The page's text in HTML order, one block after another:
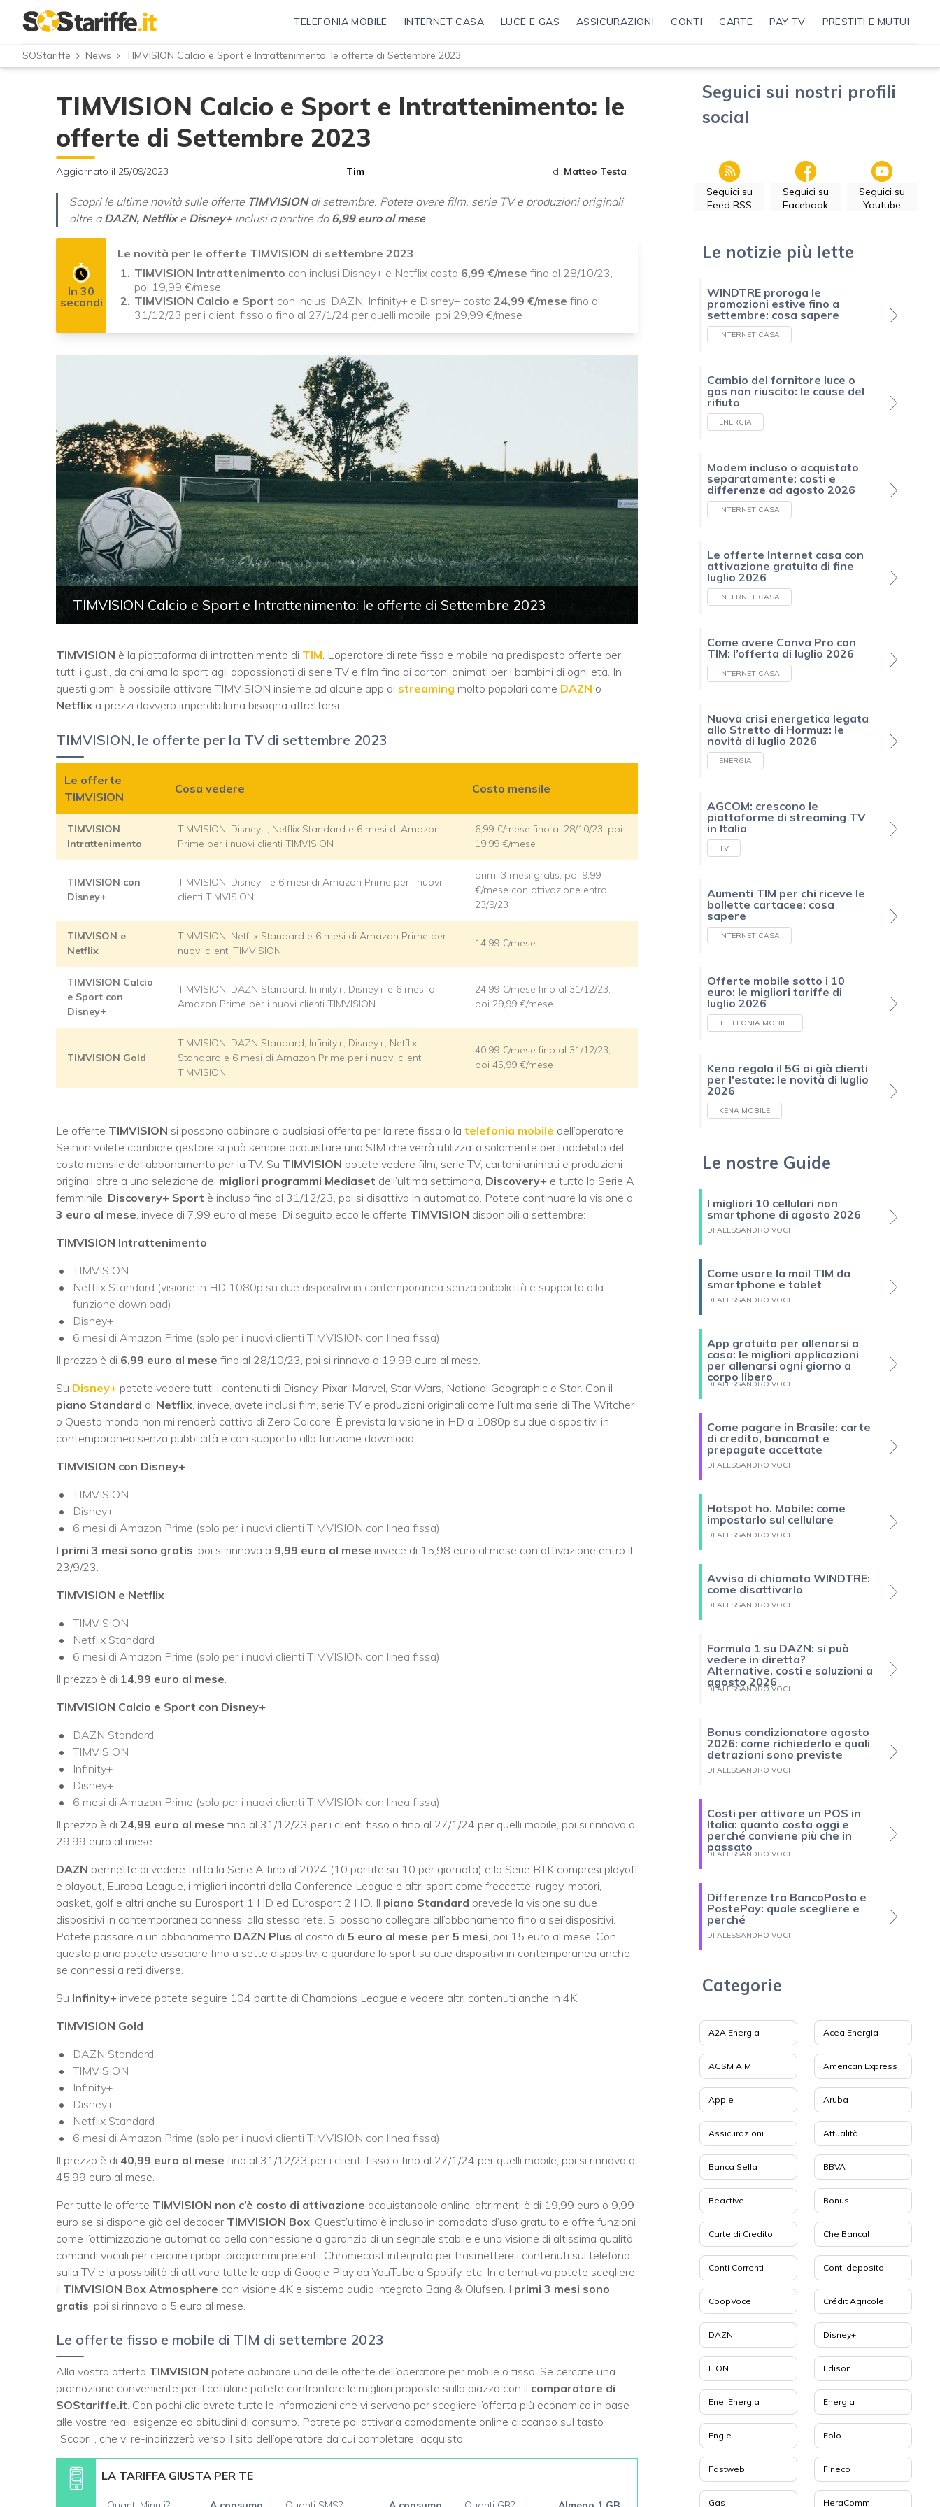
TELEFONIA MOBILE INTERNET CASA LUCE E GAS ASSICURAZIONI CONTI CARTE PAY TV PRESTITI E MUTUI
SOStariffe News TIMVISION Calcio e Sport e Intrattenimento: le offerte di Settembre 2023
TIMVISION Calcio e Sport e Intrattenimento: le
offerte di Settembre 2023
Aggiornato il 25/09/2023 Tim di Matteo Testa
Scopri le ultime novità sulle offerte TIMVISIONdi settembre. Potete avere film, serie TV e produzioni originali
oltre a DAZN, Netflixe Disney+ inclusi a partire da 6,99 euro al mese
In 30
secondi
Le novità per le offerte TIMVISION di settembre 2023
TIMVISION Intrattenimento con inclusi Disney+ e Netflix costa 6,99 €/mese fino al 28/10/23,
poi 19,99 €/mese
TIMVISION Calcio e Sport con inclusi DAZN, Infinity+ e Disney+ costa 24,99 €/mese fino al
31/12/23 per i clienti fisso o fino al 27/1/24 per quelli mobile, poi 29,99 €/mese
TIMVISION Calcio e Sport e Intrattenimento: le offerte di Settembre 2023
TIMVISION è la piattaforma di intrattenimento di TIM. L’operatore di rete fissa e mobile ha predisposto offerte per
tutti i gusti, da chi ama lo sport agli appassionati di serie TV e film fino ai cartoni animati per i bambini di ogni età. In
questi giorni è possibile attivare TIMVISION insieme ad alcune app di streaming molto popolari come DAZN o
Netflix a prezzi davvero imperdibili ma bisogna affrettarsi.
TIMVISION, le offerte per la TV di settembre 2023
Le offerte
TIMVISION
Cosa vedere Costo mensile
TIMVISION
Intrattenimento
TIMVISION, Disney+, Netflix Standard e 6 mesi di Amazon
Prime per i nuovi clienti TIMVISION
6,99 €/mese fino al 28/10/23, poi
19,99 €/mese
TIMVISION con
Disney+
TIMVISION, Disney+ e 6 mesi di Amazon Prime per i nuovi
clienti TIMVISION
primi 3 mesi gratis, poi 9,99
€/mese con attivazione entro il
23/9/23
TIMVISON e
Netflix
TIMVISION, Netflix Standard e 6 mesi di Amazon Prime per i
nuovi clienti TIMVISION
14,99 €/mese
TIMVISION Calcio
e Sport con
Disney+
TIMVISION, DAZN Standard, Infinity+, Disney+ e 6 mesi di
Amazon Prime per i nuovi clienti TIMVISION
24,99 €/mese fino al 31/12/23,
poi 29,99 €/mese
TIMVISION Gold
TIMVISION, DAZN Standard, Infinity+, Disney+, Netflix
Standard e 6 mesi di Amazon Prime per i nuovi clienti
TIMVISION
40,99 €/mese fino al 31/12/23,
poi 45,99 €/mese
Le offerte TIMVISION si possono abbinare a qualsiasi offerta per la rete fissa o la telefonia mobile dell’operatore.
Se non volete cambiare gestore si può sempre acquistare una SIM che verrà utilizzata solamente per l’addebito del
costo mensile dell’abbonamento per la TV. Su TIMVISION potete vedere film, serie TV, cartoni animati e produzioni
originali oltre a una selezione dei migliori programmi Mediaset dell’ultima settimana, Discovery+ e tutta la Serie A
femminile. Discovery+ Sport è incluso fino al 31/12/23, poi si disattiva in automatico. Potete continuare la visione a
3 euro al mese , invece di 7,99 euro al mese. Di seguito ecco le offerte TIMVISION disponibili a settembre:
TIMVISION Intrattenimento
TIMVISION
Netflix Standard (visione in HD 1080p su due dispositivi in contemporanea senza pubblicità e supporto alla
funzione download)
Disney+
6 mesi di Amazon Prime (solo per i nuovi clienti TIMVISION con linea fissa)
Il prezzo è di 6,99 euro al mese fino al 28/10/23, poi si rinnova a 19,99 euro al mese.
Su Disney+ potete vedere tutti i contenuti di Disney, Pixar, Marvel, Star Wars, National Geographic e Star. Con il
piano Standard di Netflix , invece, avete inclusi film, serie TV e produzioni originali come l’ultima serie di The Witcher
o Questo mondo non mi renderà cattivo di Zero Calcare. È prevista la visione in HD a 1080p su due dispositivi in
contemporanea senza pubblicità e con supporto alla funzione download.
TIMVISION con Disney+
TIMVISION
Disney+
6 mesi di Amazon Prime (solo per i nuovi clienti TIMVISION con linea fissa)
I primi 3 mesi sono gratis , poi si rinnova a 9,99 euro al mese invece di 15,98 euro al mese con attivazione entro il
23/9/23.
TIMVISION e Netflix
TIMVISION
Netflix Standard
6 mesi di Amazon Prime (solo per i nuovi clienti TIMVISION con linea fissa)
Il prezzo è di 14,99 euro al mese
TIMVISION Calcio e Sport con Disney+
DAZN Standard
TIMVISION
Infinity+
Disney+
6 mesi di Amazon Prime (solo per i nuovi clienti TIMVISION con linea fissa)
Il prezzo è di 24,99 euro al mese fino al 31/12/23 per i clienti fisso o fino al 27/1/24 per quelli mobile, poi si rinnova a
29,99 euro al mese.
DAZN permette di vedere tutta la Serie A fino al 2024 (10 partite su 10 per giornata) e la Serie BTK compresi playoff
e playout, Europa League, i migliori incontri della Conference League e altri sport come freccette, rugby, motori,
basket, golf e altri anche su Eurosport 1 HD ed Eurosport 2 HD. Il piano Standard prevede la visione su due
dispositivi in contemporanea connessi alla stessa rete. Si possono collegare all’abbonamento fino a sei dispositivi.
Potete passare a un abbonamento DAZN Plus al costo di 5 euro al mese per 5 mesi , poi 15 euro al mese. Con
questo piano potete associare fino a sette dispositivi e guardare lo sport su due dispositivi in contemporanea anche
se connessi a reti diverse.
Su Infinity+ invece potete seguire 104 partite di Champions League e vedere altri contenuti anche in 4K.
TIMVISION Gold
DAZN Standard
TIMVISION
Infinity+
Disney+
Netflix Standard
6 mesi di Amazon Prime (solo per i nuovi clienti TIMVISION con linea fissa)
Il prezzo è di 40,99 euro al mese fino al 31/12/23 per i clienti fisso o fino al 27/1/24 per quelli mobile, poi si rinnova a
45,99 euro al mese.
Per tutte le offerte TIMVISION non c’è costo di attivazione acquistandole online, altrimenti è di 19,99 euro o 9,99
euro se si dispone già del decoder TIMVISION Box . Quest’ultimo è incluso in comodato d’uso gratuito e offre funzioni
come l’ottimizzazione automatica della connessione a garanzia di un segnale stabile e una visione di altissima qualità,
comandi vocali per cercare i propri programmi preferiti, Chromecast integrata per trasmettere i contenuti sul telefono
sulla TV e la possibilità di attivare tutte le app di Google Play da YouTube a Spotify, etc. In alternativa potete scegliere
il TIMVISION Box Atmosphere con visione 4K e sistema audio integrato Bang & Olufsen. I primi 3 mesi sono
gratis , poi si rinnova a 5 euro al mese.
Le offerte fisso e mobile di TIM di settembre 2023
Alla vostra offerta TIMVISION potete abbinare una delle offerte dell’operatore per mobile o fisso. Se cercate una
promozione conveniente per il cellulare potete confrontare le migliori proposte sulla piazza con il comparatore di
SOStariffe.it . Con pochi clic avrete tutte le informazioni che vi servono per scegliere l’offerta più economica in base
alle vostre reali esigenze ed abitudini di consumo. Potrete poi attivarla comodamente online cliccando sul tasto
“Scopri”, che vi re-indirizzerà verso il sito dell’operatore da cui completare l’acquisto.
LA TARIFFA GIUSTA PER TE
Seguici sui nostri profili
social
Seguici su
Feed RSS
Seguici su
Facebook
Seguici su
Youtube
Le notizie più lette
WINDTRE proroga le
promozioni estive fino a
settembre: cosa sapere
INTERNET CASA
Cambio del fornitore luce o
gas non riuscito: le cause del
rifiuto
ENERGIA
Modem incluso o acquistato
separatamente: costi e
differenze ad agosto 2026
INTERNET CASA
Le offerte Internet casa con
attivazione gratuita di fine
luglio 2026
INTERNET CASA
Come avere Canva Pro con
TIM: l’offerta di luglio 2026
INTERNET CASA
Nuova crisi energetica legata
allo Stretto di Hormuz: le
novità di luglio 2026
ENERGIA
AGCOM: crescono le
piattaforme di streaming TV
in Italia
TV
Aumenti TIM per chi riceve le
bollette cartacee: cosa
sapere
INTERNET CASA
Offerte mobile sotto i 10
euro: le migliori tariffe di
luglio 2026
TELEFONIA MOBILE
Kena regala il 5G ai già clienti
per l'estate: le novità di luglio
2026
KENA MOBILE
Le nostre Guide
I migliori 10 cellulari non
smartphone di agosto 2026
DI ALESSANDRO VOCI
Come usare la mail TIM da
smartphone e tablet
DI ALESSANDRO VOCI
App gratuita per allenarsi a
casa: le migliori applicazioni
per allenarsi ogni giorno a
corpo libero
DI ALESSANDRO VOCI
Come pagare in Brasile: carte
di credito, bancomat e
prepagate accettate
DI ALESSANDRO VOCI
Hotspot ho. Mobile: come
impostarlo sul cellulare
DI ALESSANDRO VOCI
Avviso di chiamata WINDTRE:
come disattivarlo
DI ALESSANDRO VOCI
Formula 1 su DAZN: si può
vedere in diretta?
Alternative, costi e soluzioni a
agosto 2026
DI ALESSANDRO VOCI
Bonus condizionatore agosto
2026: come richiederlo e quali
detrazioni sono previste
DI ALESSANDRO VOCI
Costi per attivare un POS in
Italia: quanto costa oggi e
perché conviene più che in
passato
DI ALESSANDRO VOCI
Differenze tra BancoPosta e
PostePay: quale scegliere e
perché
DI ALESSANDRO VOCI
Categorie
A2A Energia Acea Energia
AGSM AIM American Express
Apple Aruba
Assicurazioni Attualità
Banca Sella BBVA
Beactive Bonus
Carte di Credito Che Banca!
Conti Correnti Conti deposito
CoopVoce Crédit Agricole
DAZN Disney+
E.ON Edison
Enel Energia Energia
Engie Eolo
Fastweb Fineco
Gas HeraComm